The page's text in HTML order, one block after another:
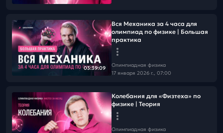
03:39:09
Вся Механика за 4 часа для
олимпиад по физике | Большая
практика
Олимпиадная физика
17 января 2026 г., 07:00
Колебания для «Физтеха» по
физике | Теория
Олимпиадная физика